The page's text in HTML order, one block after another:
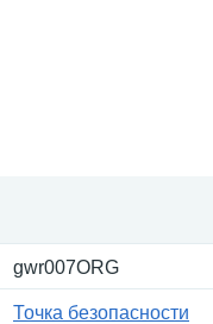
gwr007ORG
Точка безопасности